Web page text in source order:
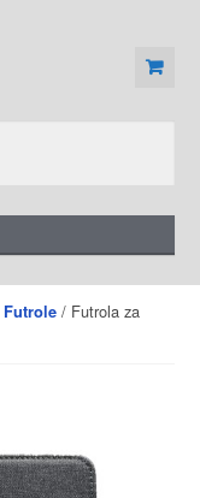
Futrole/ Futrola za